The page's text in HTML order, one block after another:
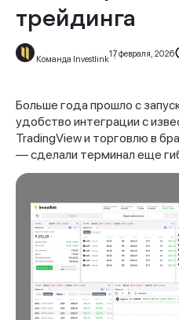
трейдинга
Команда Investlink
17 февраля, 2026
Больше года прошло с
удобство интеграции с
TradingView и торговлю в
— сделали терминал еще